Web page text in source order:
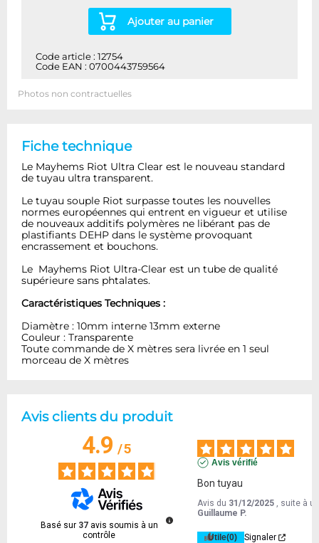
Ajouter au panier
Code article : 12754
Code EAN : 0700443759564
Photos non contractuelles
Fiche technique
Le Mayhems Riot Ultra Clear est le nouveau standard
de tuyau ultra transparent.
Le tuyau souple Riot surpasse toutes les nouvelles
normes européennes qui entrent en vigueur et utilise
de nouveaux additifs polymères ne libérant pas de
plastifiants DEHP dans le système provoquant
encrassement et bouchons.
Le Mayhems Riot Ultra-Clear est un tube de qualité
supérieure sans phtalates.
Caractéristiques Techniques :
Diamètre : 10mm interne 13mm externe
Couleur : Transparente
Toute commande de X mètres sera livrée en 1 seul
morceau de X mètres
Avis clients du produit
4.9/5
Basé sur 37 avis soumis à un
contrôle
Avis vérifié
Bon tuyau
Avis du 31/12/2025 , suite à
Guillaume P.
Utile(0) Signaler